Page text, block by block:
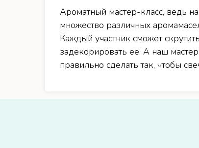
Ароматный мастер-класс, ведь
множество различных
Каждый участник сможет
задекорировать ее. А наш
правильно сделать так, чтобы